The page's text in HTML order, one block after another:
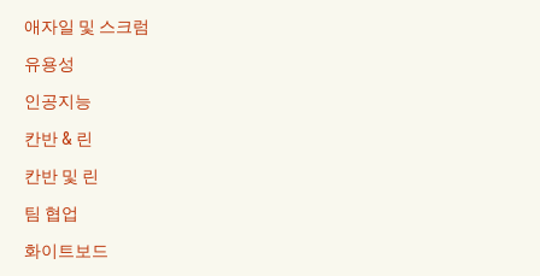
애자일 및 스크럼
유용성
인공지능
칸반 & 린
칸반 및 린
팀 협업
화이트보드